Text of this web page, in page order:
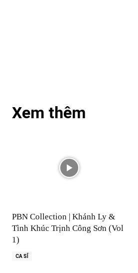
Xem thêm
PBN Collection | Khánh Ly &
Tình Khúc Trịnh Công Sơn (Vol
1)
CA SĨ